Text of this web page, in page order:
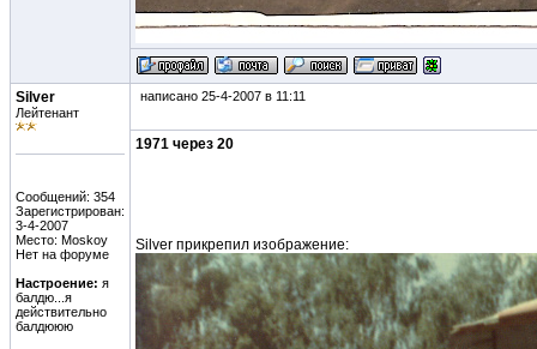
Silver
Лейтенант
Сообщений: 354
Зарегистрирован:
3-4-2007
Место: Moskoy
Нет на форуме
Настроение: я
балдю...я
действительно
балдююю
написано 25-4-2007 в 11:11
1971 через 20
Silver прикрепил изображение: